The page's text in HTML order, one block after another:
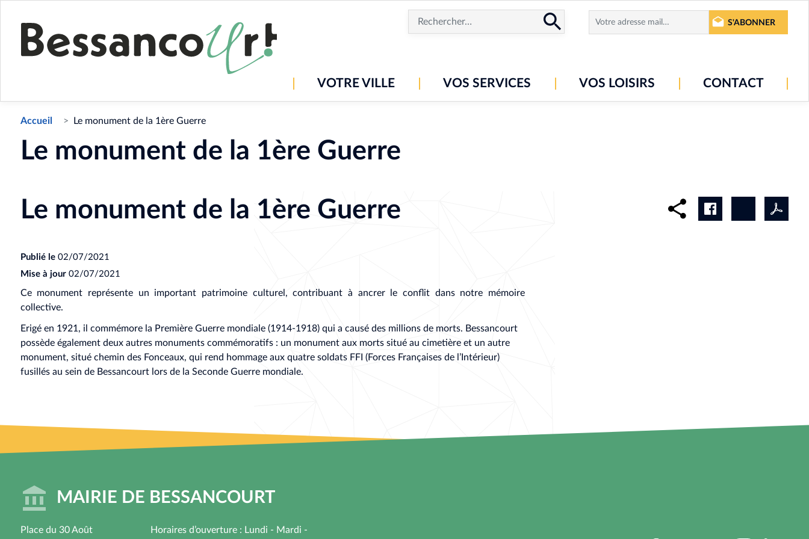
Aller
S'ABONNER
VOTRE VILLE VOS SERVICES VOS LOISIRS CONTACT
Accueil Le monument de la 1ère Guerre
Le monument de la 1ère Guerre
Le monument de la 1ère Guerre
Publié le 02/07/2021
Mise à jour 02/07/2021
Ce monument représente un important patrimoine culturel, contribuant à ancrer le conflit dans notre mémoire
collective.
Erigé en 1921, il commémore la Première Guerre mondiale (1914-1918) qui a causé des millions de morts. Bessancourt
possède également deux autres monuments commémoratifs : un monument aux morts situé au cimetière et un autre
monument, situé chemin des Fonceaux, qui rend hommage aux quatre soldats FFI (Forces Françaises de l’Intérieur)
fusillés au sein de Bessancourt lors de la Seconde Guerre mondiale.
MAIRIE DE BESSANCOURT
Place du 30 Août
Horaires d’ouverture : Lundi - Mardi -